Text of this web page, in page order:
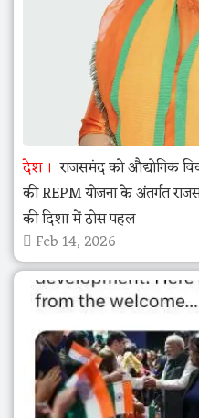
देश
राजसमंद को औद्योगिक
की REPM योजना के अंतर्गत
की दिशा में ठोस पहल
Feb 14, 2026